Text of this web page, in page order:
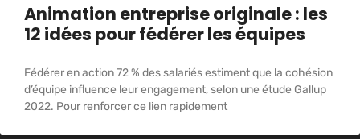
Animation entreprise originale : les
12 idées pour fédérer les équipes
Fédérer en action 72 % des salariés estiment que la cohésion
d’équipe influence leur engagement, selon une étude Gallup
2022. Pour renforcer ce lien rapidement